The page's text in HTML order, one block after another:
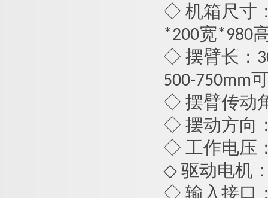
◇ 机箱尺寸：
*200宽*980
◇ 摆臂长： 3
500-750mm
◇ 摆臂传动
◇ 摆动方向
◇ 工作电压：
◇ 驱动电机